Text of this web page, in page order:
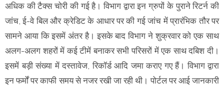
अधिक की टैक्स चोरी की गई है। विभाग द्वारा इन ग्रुपों के पुराने रिटर्न की
जांच, ई-वे बिल और क्रेडिट के आधार पर की गई जांच में प्रारंभिक तौर पर
सामने आया कि इसमें अंतर है। इसके बाद विभाग ने शुक्रवार को एक साथ
अलग-अलग शहरों में कई टीमें बनाकर सभी परिसरों में एक साथ दबिश दी।
इसमें बड़ी संख्या में दस्तावेज, रिकॉर्ड आदि जमा कराए गए हैं। विभाग द्वारा
इन फर्मों पर काफी समय से नजर रखी जा रही थी। पोर्टल पर आई जानकारी